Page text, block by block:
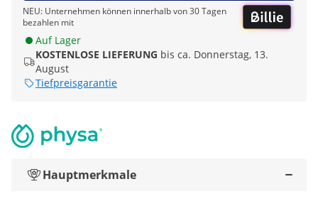
NEU: Unternehmen können innerhalb von 30 Tagen
bezahlen mit
Auf Lager
KOSTENLOSE LIEFERUNG bis ca. Donnerstag, 13.
August
Tiefpreisgarantie
Hauptmerkmale